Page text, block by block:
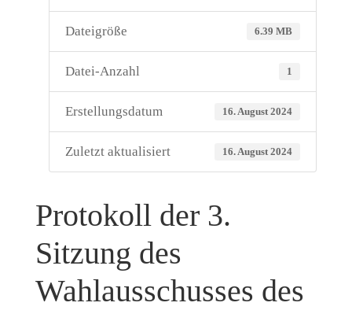
Dateigröße 6.39 MB
Datei-Anzahl 1
Erstellungsdatum 16. August 2024
Zuletzt aktualisiert 16. August 2024
Protokoll der 3.
Sitzung des
Wahlausschusses des